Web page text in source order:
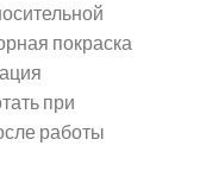
покраска
при
работы